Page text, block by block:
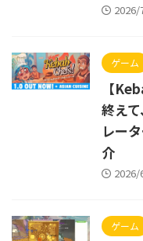
ゲーム
【
終え
レー
介
ゲーム